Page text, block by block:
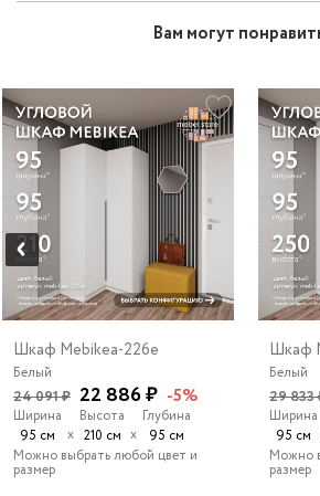
Вам могут
Шкаф Mebikea-226e
Белый
24 091 ₽ 22 886 ₽ -5%
Ширина
95 см
х
Высота
210 см х
Глубина
95 см
Можно выбрать любой цвет и
размер
Шкаф
Белый
29 833
Ширина
95 см
Можно
размер